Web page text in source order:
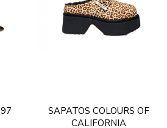
SAPATOS COLOURS OF
CALIFORNIA